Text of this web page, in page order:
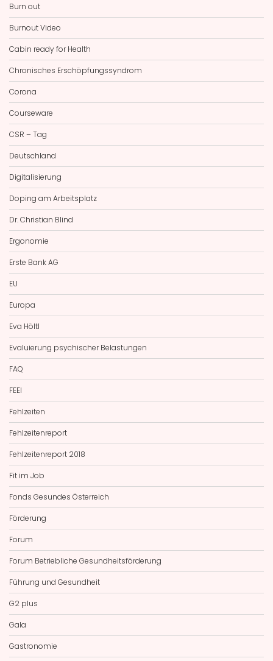
Burn out
Burnout Video
Cabin ready for Health
Chronisches Erschöpfungssyndrom
Corona
Courseware
CSR – Tag
Deutschland
Digitalisierung
Doping am Arbeitsplatz
Dr. Christian Blind
Ergonomie
Erste Bank AG
EU
Europa
Eva Höltl
Evaluierung psychischer Belastungen
FAQ
FEEI
Fehlzeiten
Fehlzeitenreport
Fehlzeitenreport 2018
Fit im Job
Fonds Gesundes Österreich
Förderung
Forum
Forum Betriebliche Gesundheitsförderung
Führung und Gesundheit
G2 plus
Gala
Gastronomie